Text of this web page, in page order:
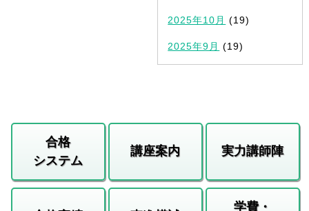
2025年10月 (19)
2025年9月 (19)
合格
システム
講座案内 実力講師陣
学費・